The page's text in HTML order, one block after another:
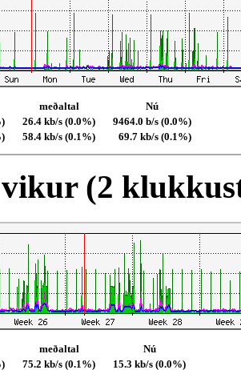
meðaltal
Nú
26.4 kb/s (0.0%)
9464.0 b/s (0.0%)
58.4 kb/s (0.1%) 69.7 kb/s (0.1%)
(2
meðaltal
Nú
75.2 kb/s (0.1%)
15.3 kb/s (0.0%)